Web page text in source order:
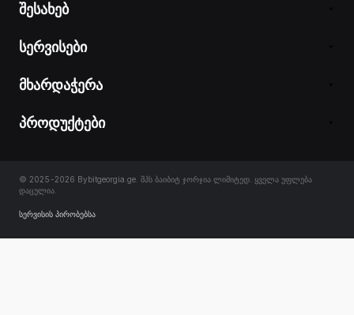
შესახებ
სერვისები
მხარდაჭერა
პროდუქტები
© 2025-2026 Bybitgeorgia.ge. შპს ბაიბიტ ჯორჯია ლიმიტედ. ყველა უფლება
დაცულია.
სერვისის პირობებსა